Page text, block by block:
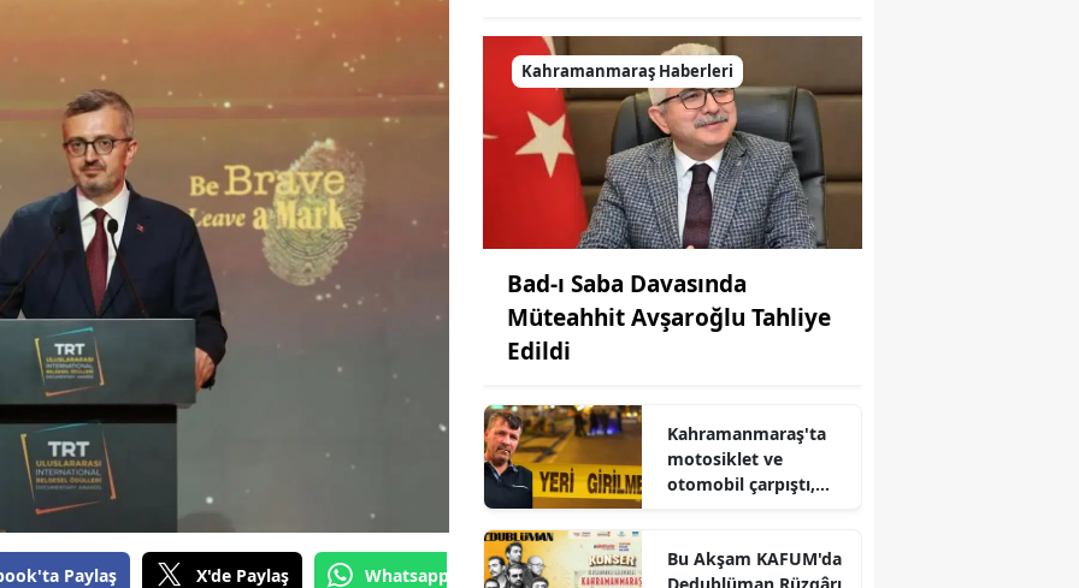
Paylaş X'de Paylaş Whatsapp'tan Gönder
Kahramanmaraş Haberleri
Bad-ı Saba Davasında
Müteahhit Avşaroğlu Tahliye
Edildi
Kahramanmaraş'ta
motosiklet ve
otomobil çarpıştı,
Bu Akşam KAFUM'da